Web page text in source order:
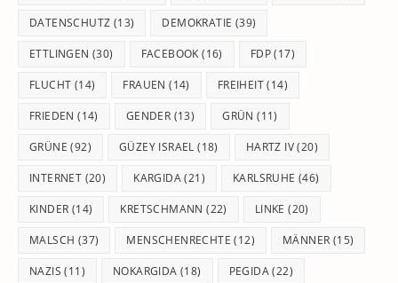
DATENSCHUTZ (13) DEMOKRATIE (39)
ETTLINGEN (30) FACEBOOK (16) FDP(17)
FLUCHT (14) FRAUEN (14) FREIHEIT(14)
FRIEDEN (14) GENDER (13) GRÜN (11)
GRÜNE (92) GÜZEY ISRAEL (18) HARTZ IV(20)
INTERNET (20) KARGIDA(21) KARLSRUHE (46)
KINDER (14) KRETSCHMANN (22) LINKE (20)
MALSCH (37) MENSCHENRECHTE (12) MÄNNER (15)
NAZIS (11) NOKARGIDA (18) PEGIDA(22)